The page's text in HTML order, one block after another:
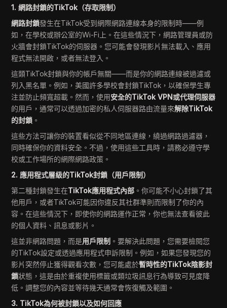
1. 網路封鎖的TikTok（存取限制）
網路封鎖發生在TikTok受到網際網路連線本身的限制時——例
如，在學校或辦公室的Wi-Fi上。在這些情況下，網路管理員或防
火牆會封鎖TikTok的伺服器。您可能會發現影片無法載入、應用
程式無法開啟，或者無法登入。
這類TikTok封鎖與你的帳戶無關——而是你的網路連線被過濾或
列入黑名單。例如，美國許多學校會封鎖TikTok，以確保學生專
注並防止頻寬超載。然而，使用安全的TikTok VPN或代理伺服器
的用戶，通常可以透過加密的私人伺服器路由流量來解除TikTok
的封鎖 。
這些方法可讓你的裝置看似從不同地區連線，繞過網路過濾器，
同時確保你的資料安全。不過，使用這些工具時，請務必遵守學
校或工作場所的網際網路政策。
2. 應用程式層級的TikTok封鎖（用戶限制）
第二種封鎖發生在TikTok應用程式內部 。你可能不小心封鎖了其
他用戶，或者TikTok可能因你違反其社群準則而限制了你的內
容。在這些情況下，即使你的網路運作正常，你也無法查看彼此
的個人資料、訊息或影片。
這並非網路問題，而是用戶限制 。要解決此問題，您需要檢閱您
的TikTok設定或透過應用程式申訴限制。例如，如果您發現您的
影片突然停止獲得觀看次數，您可能處於暫時性的TikTok陰影封
鎖狀態，這是由於重複使用標籤或類垃圾訊息行為導致可見度降
低。調整您的內容並等待幾天通常會恢復觸及範圍。
3. TikTok為何被封鎖以及如何回應